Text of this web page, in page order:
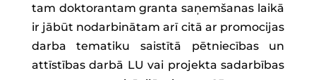
tam doktorantam granta saņemšanas laikā
ir jābūt nodarbinātam arī citā ar promocijas
darba tematiku saistītā pētniecības un
attīstības darbā LU vai projekta sadarbības